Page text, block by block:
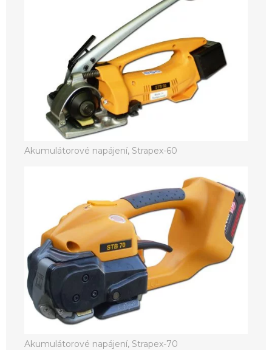
Akumulátorové napájení, Strapex-60
Akumulátorové napájení, Strapex-70